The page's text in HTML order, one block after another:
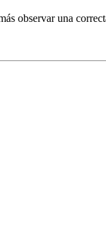
observar una